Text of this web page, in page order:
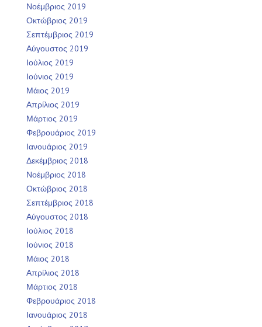
Νοέμβριος 2019
Οκτώβριος 2019
Σεπτέμβριος 2019
Αύγουστος 2019
Ιούλιος 2019
Ιούνιος 2019
Μάιος 2019
Απρίλιος 2019
Μάρτιος 2019
Φεβρουάριος 2019
Ιανουάριος 2019
Δεκέμβριος 2018
Νοέμβριος 2018
Οκτώβριος 2018
Σεπτέμβριος 2018
Αύγουστος 2018
Ιούλιος 2018
Ιούνιος 2018
Μάιος 2018
Απρίλιος 2018
Μάρτιος 2018
Φεβρουάριος 2018
Ιανουάριος 2018